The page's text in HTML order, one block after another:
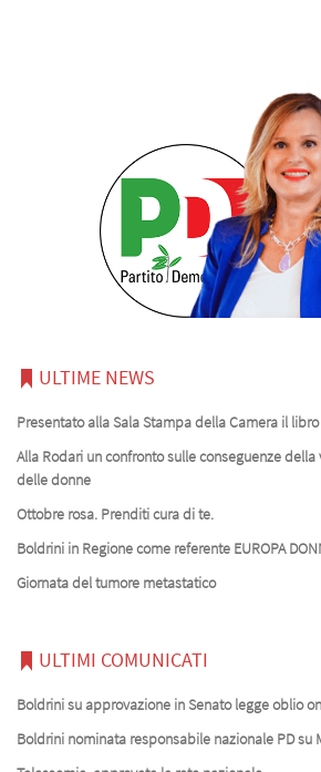
ULTIME NEWS
Presentato alla Sala Stampa della Camera il
Alla Rodari un confronto sulle conseguenze
delle donne
Ottobre rosa. Prenditi cura di te.
Boldrini in Regione come referente EUROPA
Giornata del tumore metastatico
ULTIMI COMUNICATI
Boldrini su approvazione in Senato legge oblio
Boldrini nominata responsabile nazionale PD su